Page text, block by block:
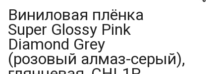
Виниловая плёнка
Super Glossy Pink
Diamond Grey
(розовый алмаз-серый),